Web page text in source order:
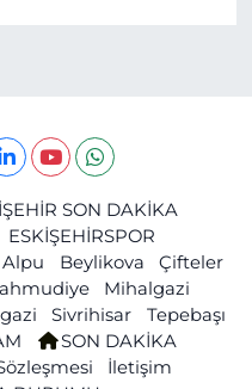
SON DAKİKA
ESKİŞEHİRSPOR
Alpu Beylikova
Çifteler
Mihalgazi
Sivrihisar
Tepebaşı
SON DAKİKA
İletişim